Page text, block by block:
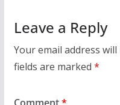
Leave a Reply
Your email address
fields are marked *